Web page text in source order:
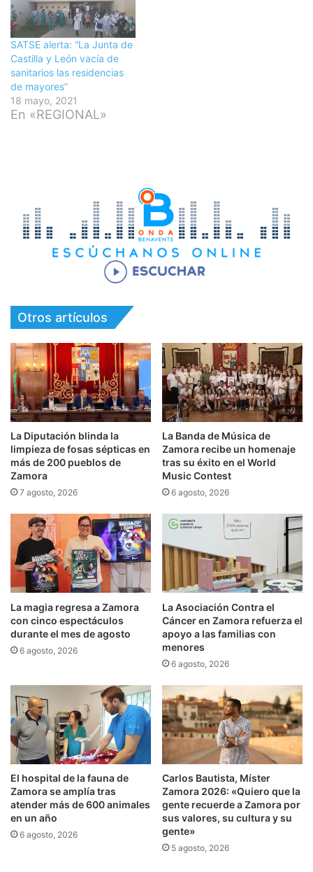
SATSE alerta: “La Junta de
Castilla y León vacía de
sanitarios las residencias
de mayores”
18 mayo, 2021
En «REGIONAL»
Otros artículos
La Diputación blinda la
limpieza de fosas sépticas en
más de 200 pueblos de
Zamora
7 agosto, 2026
La Banda de Música de
Zamora recibe un homenaje
tras su éxito en el World
Music Contest
6 agosto, 2026
La magia regresa a Zamora
con cinco espectáculos
durante el mes de agosto
6 agosto, 2026
La Asociación Contra el
Cáncer en Zamora refuerza el
apoyo a las familias con
menores
6 agosto, 2026
El hospital de la fauna de
Zamora se amplía tras
atender más de 600 animales
en un año
6 agosto, 2026
Carlos Bautista, Míster
Zamora 2026: «Quiero que la
gente recuerde a Zamora por
sus valores, su cultura y su
gente»
5 agosto, 2026